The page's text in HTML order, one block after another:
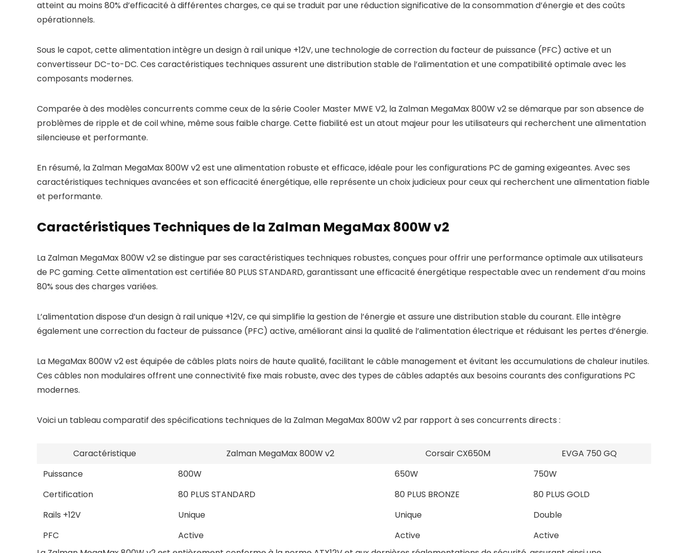
atteint au moins 80% d’efficacité à différentes charges, ce qui se traduit par une réduction significative de la consommation d’énergie et des coûts
opérationnels.
Sous le capot, cette alimentation intègre un design à rail unique +12V, une technologie de correction du facteur de puissance (PFC) active et un
convertisseur DC-to-DC. Ces caractéristiques techniques assurent une distribution stable de l’alimentation et une compatibilité optimale avec les
composants modernes.
Comparée à des modèles concurrents comme ceux de la série Cooler Master MWE V2, la Zalman MegaMax 800W v2 se démarque par son absence de
problèmes de ripple et de coil whine, même sous faible charge. Cette fiabilité est un atout majeur pour les utilisateurs qui recherchent une alimentation
silencieuse et performante.
En résumé, la Zalman MegaMax 800W v2 est une alimentation robuste et efficace, idéale pour les configurations PC de gaming exigeantes. Avec ses
caractéristiques techniques avancées et son efficacité énergétique, elle représente un choix judicieux pour ceux qui recherchent une alimentation fiable
et performante.
Caractéristiques Techniques de la Zalman MegaMax 800W v2
La Zalman MegaMax 800W v2 se distingue par ses caractéristiques techniques robustes, conçues pour offrir une performance optimale aux utilisateurs
de PC gaming. Cette alimentation est certifiée 80 PLUS STANDARD, garantissant une efficacité énergétique respectable avec un rendement d’au moins
80% sous des charges variées.
L’alimentation dispose d’un design à rail unique +12V, ce qui simplifie la gestion de l’énergie et assure une distribution stable du courant. Elle intègre
également une correction du facteur de puissance (PFC) active, améliorant ainsi la qualité de l’alimentation électrique et réduisant les pertes d’énergie.
La MegaMax 800W v2 est équipée de câbles plats noirs de haute qualité, facilitant le câble management et évitant les accumulations de chaleur inutiles.
Ces câbles non modulaires offrent une connectivité fixe mais robuste, avec des types de câbles adaptés aux besoins courants des configurations PC
modernes.
Voici un tableau comparatif des spécifications techniques de la Zalman MegaMax 800W v2 par rapport à ses concurrents directs :
Caractéristique Zalman MegaMax 800W v2 Corsair CX650M
EVGA 750 GQ
Puissance
800W 650W
750W
Certification
80 PLUS STANDARD 80 PLUS BRONZE
80 PLUS GOLD
Rails +12V
Unique Unique
Double
PFC
Active Active
Active